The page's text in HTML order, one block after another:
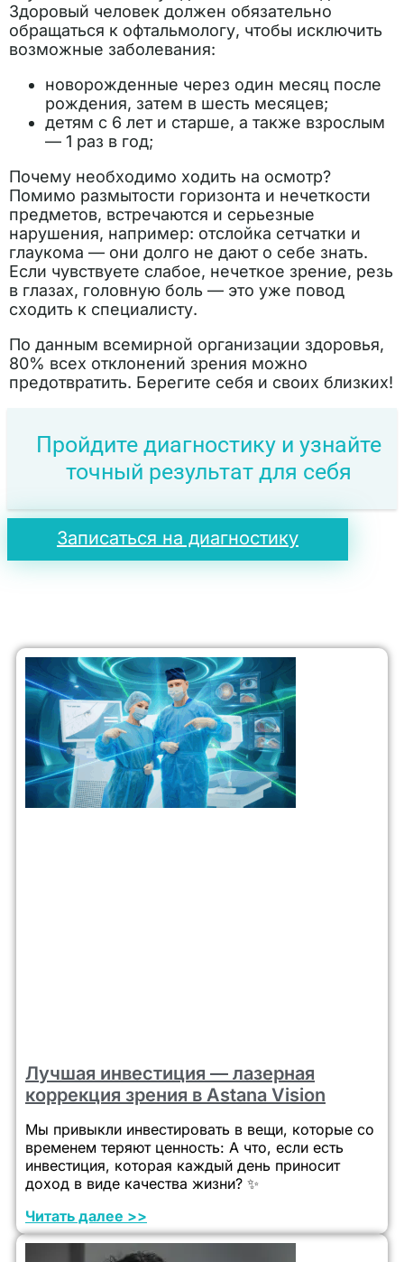
Здоровый человек должен обязательно
обращаться к офтальмологу, чтобы исключить
возможные заболевания:
новорожденные через один месяц после
рождения, затем в шесть месяцев;
детям с 6 лет и старше, а также взрослым
— 1 раз в год;
Почему необходимо ходить на осмотр?
Помимо размытости горизонта и нечеткости
предметов, встречаются и серьезные
нарушения, например: отслойка сетчатки и
глаукома — они долго не дают о себе знать.
Если чувствуете слабое, нечеткое зрение, резь
в глазах, головную боль — это уже повод
сходить к специалисту.
По данным всемирной организации здоровья,
80% всех отклонений зрения можно
предотвратить. Берегите себя и своих близких!
Пройдите диагностику и узнайте
точный результат для себя
Записаться на диагностику
Лучшая инвестиция — лазерная
коррекция зрения в Astana Vision
Мы привыкли инвестировать в вещи, которые со
временем теряют ценность: А что, если есть
инвестиция, которая каждый день приносит
доход в виде качества жизни? ✨
Читать далее >>